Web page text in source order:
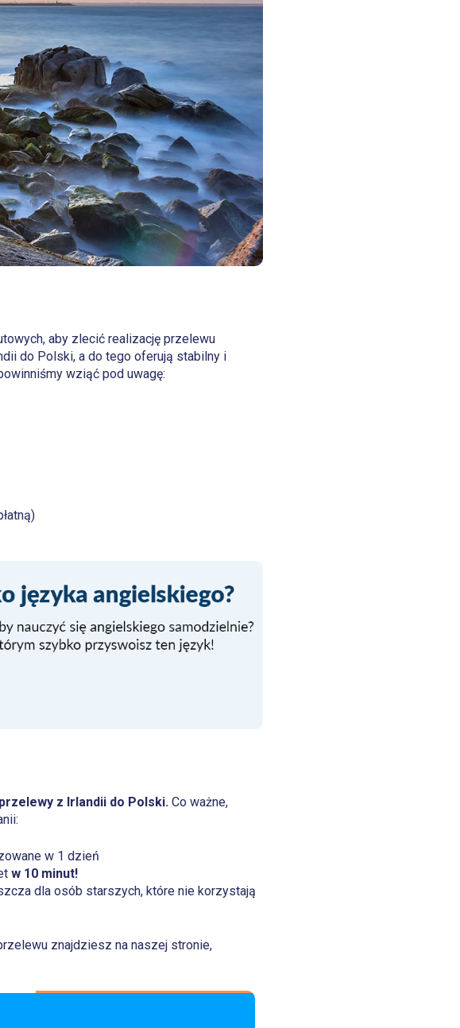
aby zlecić realizację przelewu
do Polski, a do tego oferują stabilny i
wziąć pod uwagę:
przelewy z Irlandii do Polski. Co ważne,
w 1 dzień
w 10 minut!
dla osób starszych, które nie korzystają
znajdziesz na naszej stronie,